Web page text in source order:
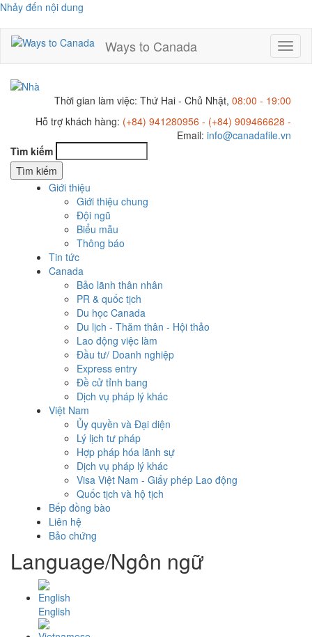
Nhảy đến nội dung
Ways to Canada
Thời gian làm việc: Thứ Hai - Chủ Nhật, 08:00 - 19:00
Hỗ trợ khách hàng: (+84) 941280956 - (+84) 909466628 -
Email: info@canadafile.vn
Tìm kiếm
Giới thiệu
Giới thiệu chung
Đội ngũ
Biểu mẫu
Thông báo
Tin tức
Canada
Bảo lãnh thân nhân
PR & quốc tịch
Du học Canada
Du lịch - Thăm thân - Hội thảo
Lao động việc làm
Đầu tư/ Doanh nghiệp
Express entry
Đề cử tỉnh bang
Dịch vụ pháp lý khác
Việt Nam
Ủy quyền và Đại diện
Lý lịch tư pháp
Hợp pháp hóa lãnh sự
Dịch vụ pháp lý khác
Visa Việt Nam - Giấy phép Lao động
Quốc tịch và hộ tịch
Bếp đồng bào
Liên hệ
Bảo chứng
Language/Ngôn ngữ
English